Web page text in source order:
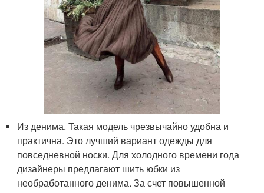
Из денима. Такая модель чрезвычайно удобна и
практична. Это лучший вариант одежды для
повседневной носки. Для холодного времени года
дизайнеры предлагают шить юбки из
необработанного денима. За счет повышенной